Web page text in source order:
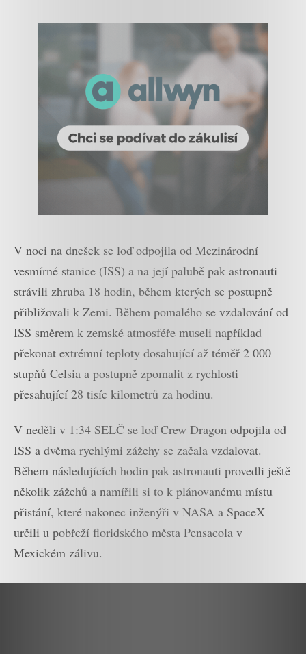
V noci na dnešek se loď odpojila od Mezinárodní
vesmírné stanice (ISS) a na její palubě pak astronauti
strávili zhruba 18 hodin, během kterých se postupně
přibližovali k Zemi. Během pomalého se vzdalování od
ISS směrem k zemské atmosféře museli například
překonat extrémní teploty dosahující až téměř 2 000
stupňů Celsia a postupně zpomalit z rychlosti
přesahující 28 tisíc kilometrů za hodinu.
V neděli v 1:34 SELČ se loď Crew Dragon odpojila od
ISS a dvěma rychlými zážehy se začala vzdalovat.
Během následujících hodin pak astronauti provedli ještě
několik zážehů a namířili si to k plánovanému místu
přistání, které nakonec inženýři v NASA a SpaceX
určili u pobřeží floridského města Pensacola v
Mexickém zálivu.